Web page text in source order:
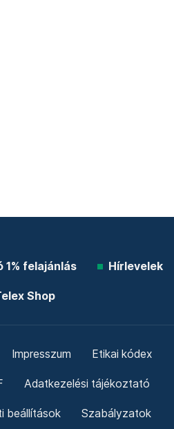
1% felajánlás Hírlevelek
Shop
Impresszum Etikai kódex
Adatkezelési tájékoztató
beállítások Szabályzatok